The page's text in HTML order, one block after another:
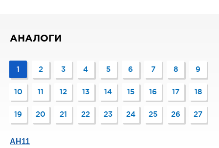
АНАЛОГИ
1 2 3 4 5 6 7 8 9
10 11 12 13 14 15 16 17 18
19 20 21 22 23 24 25 26 27
AH11